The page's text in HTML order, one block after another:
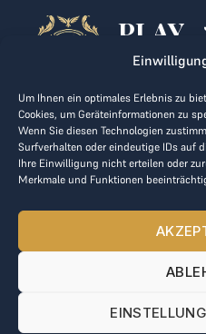
Um Ihnen ein optimales Erlebnis zu
Cookies, um Geräteinformationen zu
Wenn Sie diesen Technologien
Surfverhalten oder eindeutige IDs auf
Ihre Einwilligung nicht erteilen oder
Merkmale und Funktionen
PLAY
GOLF,
MAKE
kontakt@the-loge.com
Unser freundliches Team
Mo-Fr von 8:00 bis 17:00
© 2025 The LOGE. Alle